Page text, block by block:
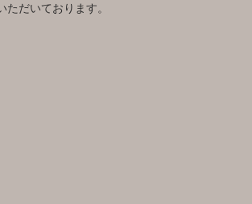
ただいております。